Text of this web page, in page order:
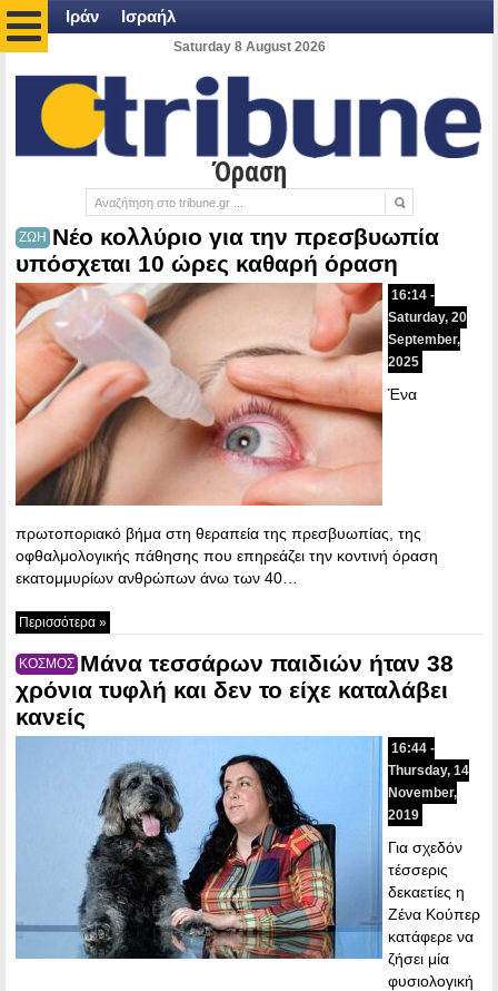
Ιράν Ισραήλ
Saturday 8 August 2026
Όραση
ΖΩΗ Νέο κολλύριο για την πρεσβυωπία
υπόσχεται 10 ώρες καθαρή όραση
16:14 -
Saturday, 20
September,
2025
Ένα
πρωτοποριακό βήμα στη θεραπεία της πρεσβυωπίας, της
οφθαλμολογικής πάθησης που επηρεάζει την κοντινή όραση
εκατομμυρίων ανθρώπων άνω των 40…
Περισσότερα »
ΚΟΣΜΟΣ Μάνα τεσσάρων παιδιών ήταν 38
χρόνια τυφλή και δεν το είχε καταλάβει
κανείς
16:44 -
Thursday, 14
November,
2019
Για σχεδόν
τέσσερις
δεκαετίες η
Ζένα Κούπερ
κατάφερε να
ζήσει μία
φυσιολογική